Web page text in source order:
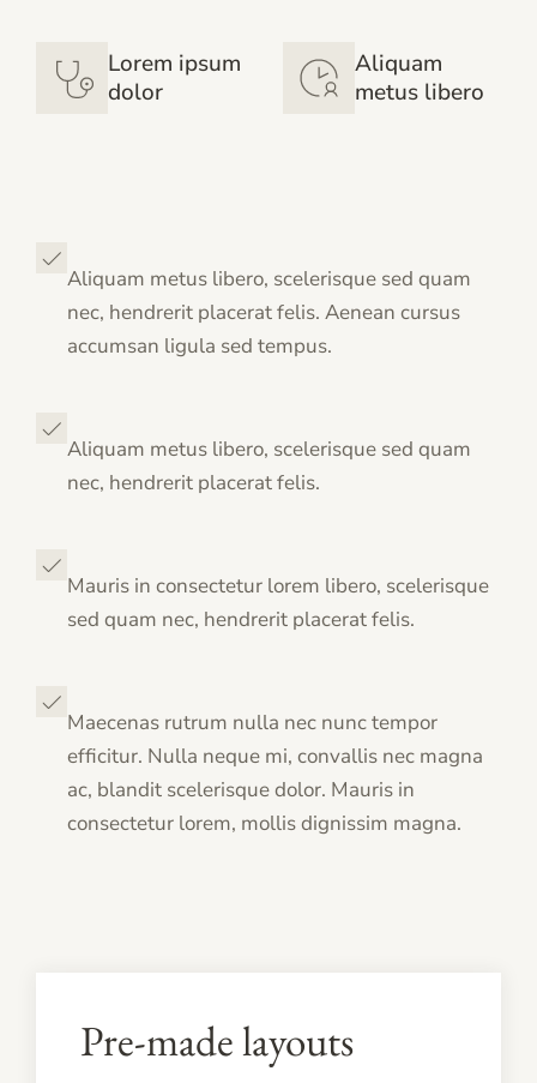
Lorem ipsum
dolor
Aliquam
metus libero
Aliquam metus libero, scelerisque sed quam
nec, hendrerit placerat felis. Aenean cursus
accumsan ligula sed tempus.
Aliquam metus libero, scelerisque sed quam
nec, hendrerit placerat felis.
Mauris in consectetur lorem libero, scelerisque
sed quam nec, hendrerit placerat felis.
Maecenas rutrum nulla nec nunc tempor
efficitur. Nulla neque mi, convallis nec magna
ac, blandit scelerisque dolor. Mauris in
consectetur lorem, mollis dignissim magna.
Pre-made layouts